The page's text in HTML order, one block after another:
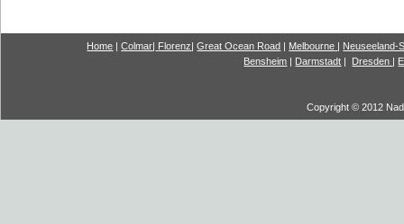
Home |Colmar| Florenz|Great Ocean Road | Melbourne | Neuseeland-
Bensheim | Darmstadt | Dresden |
Copyright © 2012